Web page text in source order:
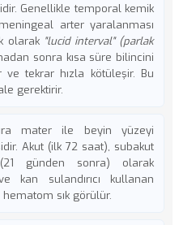
Genellikle temporal kemik
arter yaralanması
olarak "lucid interval" (parlak
sonra kısa süre bilincini
ve tekrar hızla kötüleşir. Bu
gerektirir.
mater ile beyin yüzeyi
Akut (ilk 72 saat), subakut
günden sonra) olarak
ve kan sulandırıcı kullanan
sık görülür.